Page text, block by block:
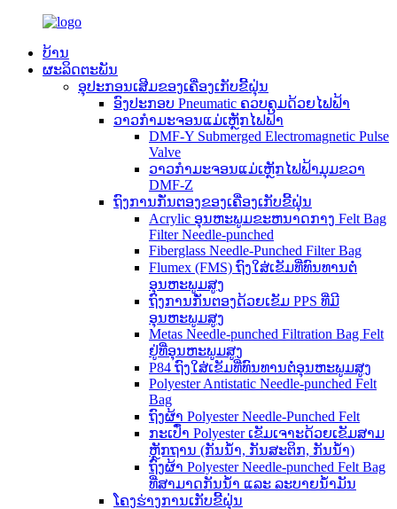
ບ້ານ
ຜະລິດຕະພັນ
ອຸປະກອນເສີມຂອງເຄື່ອງເກັບຂີ້ຝຸ່ນ
ອົງປະກອບ Pneumatic ຄວບຄຸມດ້ວຍໄຟຟ້າ
ວາວກຳມະຈອນແມ່ເຫຼັກໄຟຟ້າ
DMF-Y Submerged Electromagnetic Pulse
Valve
ວາວກຳມະຈອນແມ່ເຫຼັກໄຟຟ້າມຸມຂວາ
DMF-Z
ຖົງການກັ່ນຕອງຂອງເຄື່ອງເກັບຂີ້ຝຸ່ນ
Acrylic ອຸນຫະພູມຂະຫນາດກາງ Felt Bag
Filter Needle-punched
Fiberglass Needle-Punched Filter Bag
Flumex (FMS) ຖົງໃສ່ເຂັມທີ່ທົນທານຕໍ່
ອຸນຫະພູມສູງ
ຖົງການກັ່ນຕອງດ້ວຍເຂັມ PPS ທີ່ມີ
ອຸນຫະພູມສູງ
Metas Needle-punched Filtration Bag Felt
ຢູ່ທີ່ອຸນຫະພູມສູງ
P84 ຖົງໃສ່ເຂັມທີ່ທົນທານຕໍ່ອຸນຫະພູມສູງ
Polyester Antistatic Needle-punched Felt
Bag
ຖົງຜ້າ Polyester Needle-Punched Felt
ກະເປົ໋າ Polyester ເຂັມເຈາະດ້ວຍເຂັມສາມ
ຫຼັກຖານ (ກັນນໍ້າ, ກັນສະຕິກ, ກັນນໍ້າ)
ຖົງຜ້າ Polyester Needle-punched Felt Bag
ທີ່ສາມາດກັນນໍ້າ ແລະ ລະບາຍນໍ້າມັນ
ໂຄງຮ່າງການເກັບຂີ້ຝຸ່ນ